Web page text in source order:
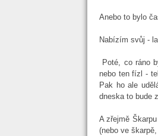
Anebo to bylo
Nabízím svůj -
Poté, co ráno
nebo ten fízl -
Pak ho ale
dneska to bude
A zřejmě
(nebo ve